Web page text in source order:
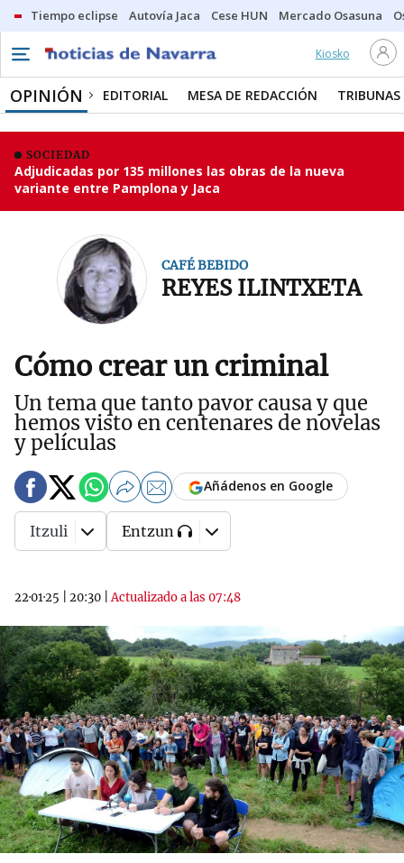
Tiempo eclipse Autovía Jaca Cese HUN Mercado Osasuna
Kiosko
OPINIÓN EDITORIAL MESA DE REDACCIÓN TRIBUNAS
SOCIEDAD
Adjudicadas por 135 millones las obras de la nueva
variante entre Pamplona y Jaca
CAFÉ BEBIDO
REYES ILINTXETA
Cómo crear un criminal
Un tema que tanto pavor causa y que
hemos visto en centenares de novelas
y películas
22·01·25 20:30 |Actualizado a las 07:48
Añádenos en Google
Itzuli Entzun